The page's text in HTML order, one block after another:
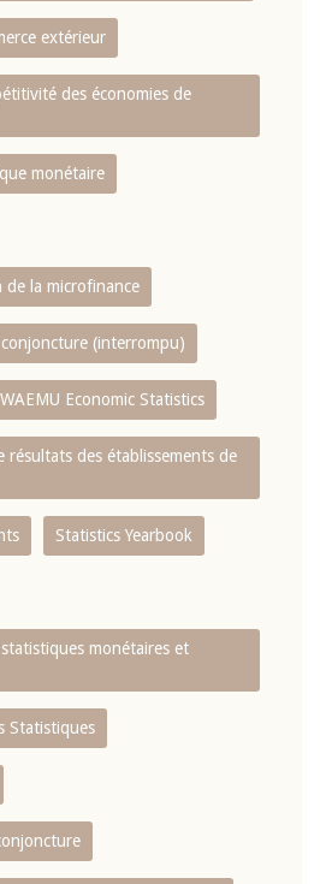
extérieur
des économies de
monétaire
la microfinance
(interrompu)
Economic Statistics
résultats des établissements de
Statistics Yearbook
monétaires et
Statistiques